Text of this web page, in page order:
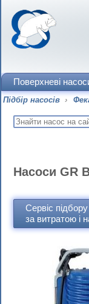
Поверхневі
Підбір насосів ›
Насоси GR
Сервіс
за витратою і